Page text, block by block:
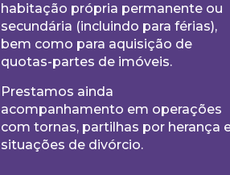
habitação própria permanente ou
secundária (incluindo para férias),
bem como para aquisição de
quotas-partes de imóveis.
Prestamos ainda
acompanhamento em operações
com tornas, partilhas por herança
situações de divórcio.